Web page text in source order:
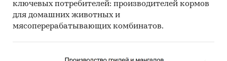
ключевых потребителей: производителей кормов
для домашних животных и
мясоперерабатывающих комбинатов.